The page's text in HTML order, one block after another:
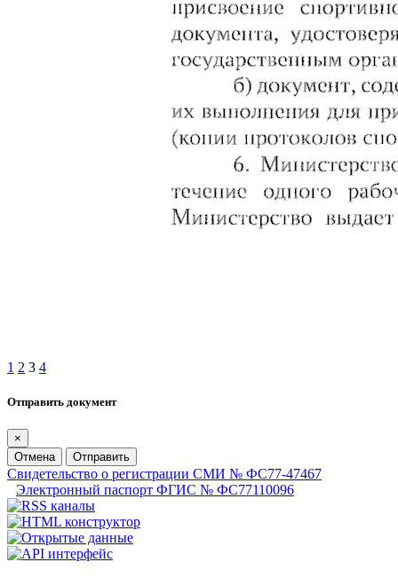
1 2 3 4
Отправить документ
×
Отмена
Отправить
Свидетельство о регистрации СМИ № ФС77-47467
Электронный паспорт ФГИС № ФС77110096